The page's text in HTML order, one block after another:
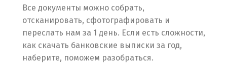
Все документы можно собрать,
отсканировать, сфотографировать и
переслать нам за 1 день. Если есть сложности,
как скачать банковские выписки за год,
наберите, поможем разобраться.